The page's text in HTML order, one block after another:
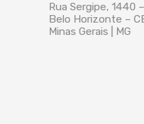
Rua Sergipe, 1440
Belo Horizonte –
Minas Gerais | MG